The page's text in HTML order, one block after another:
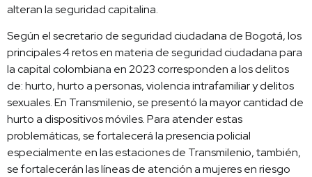
alteran la seguridad capitalina.
Según el secretario de seguridad ciudadana de Bogotá, los
principales 4 retos en materia de seguridad ciudadana para
la capital colombiana en 2023 corresponden a los delitos
de: hurto, hurto a personas, violencia intrafamiliar y delitos
sexuales. En Transmilenio, se presentó la mayor cantidad de
hurto a dispositivos móviles. Para atender estas
problemáticas, se fortalecerá la presencia policial
especialmente en las estaciones de Transmilenio, también,
se fortalecerán las líneas de atención a mujeres en riesgo